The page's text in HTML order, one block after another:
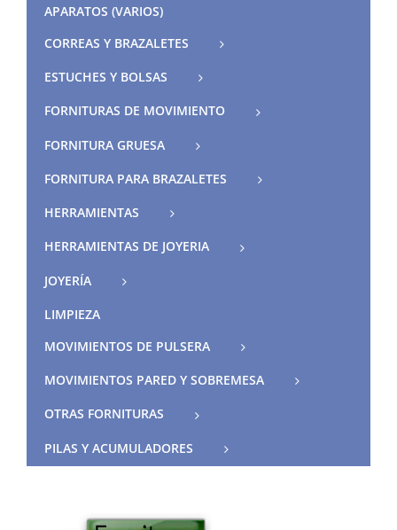
APARATOS (VARIOS)
CORREAS Y BRAZALETES
ESTUCHES Y BOLSAS
FORNITURAS DE MOVIMIENTO
FORNITURA GRUESA
FORNITURA PARA BRAZALETES
HERRAMIENTAS
HERRAMIENTAS DE JOYERIA
JOYERÍA
LIMPIEZA
MOVIMIENTOS DE PULSERA
MOVIMIENTOS PARED Y SOBREMESA
OTRAS FORNITURAS
PILAS Y ACUMULADORES